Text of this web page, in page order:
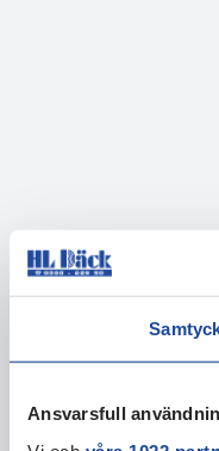
Ansvarsfull